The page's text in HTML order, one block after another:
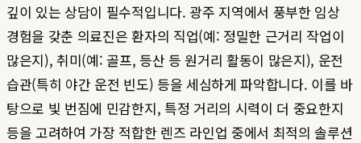
깊이 있는 상담이 필수적입니다. 광주 지역에서 풍부한 임상
경험을 갖춘 의료진은 환자의 직업(예: 정밀한 근거리 작업이
많은지), 취미(예: 골프, 등산 등 원거리 활동이 많은지), 운전
습관(특히 야간 운전 빈도) 등을 세심하게 파악합니다. 이를 바
탕으로 빛 번짐에 민감한지, 특정 거리의 시력이 더 중요한지
등을 고려하여 가장 적합한 렌즈 라인업 중에서 최적의 솔루션